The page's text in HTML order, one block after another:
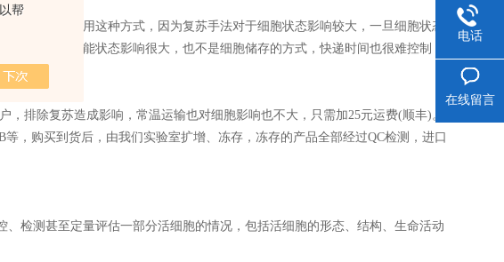
帮
，也较少使用这种方式，因为复苏手法对于细胞状态影响较大，一旦细胞状态
胞、基因功能状态影响很大，也不是细胞储存的方式，快递时间也很难控制，
丰)。
排除复苏造成影响，常温运输也对细胞影响也不大，只需加25元运费(顺丰)。
，购买到货后，由我们实验室扩增、冻存，冻存的产品全部经过QC检测，进口
检测甚至定量评估一部分活细胞的情况，包括活细胞的形态、结构、生命活动
电话
在线留言